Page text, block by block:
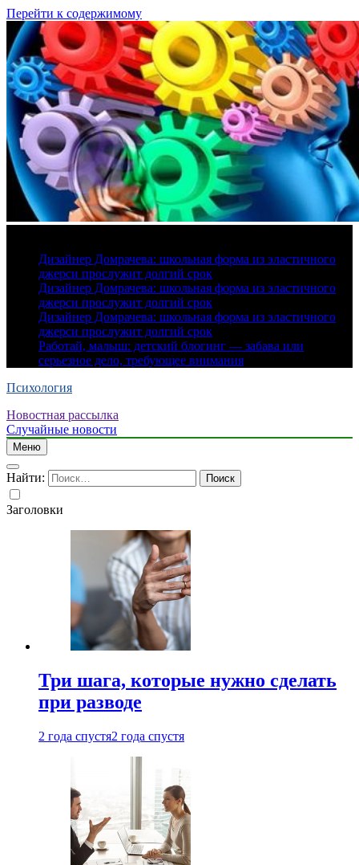
Перейти к содержимому
Дизайнер Домрачева: школьная форма из эластичного
джерси прослужит долгий срок
Дизайнер Домрачева: школьная форма из эластичного
джерси прослужит долгий срок
Дизайнер Домрачева: школьная форма из эластичного
джерси прослужит долгий срок
Работай, малыш: детский блогинг — забава или
серьезное дело, требующее внимания
Психология
Новостная рассылка
Случайные новости
Меню
Найти:
Заголовки
Три шага, которые нужно сделать
при разводе
2 года спустя2 года спустя